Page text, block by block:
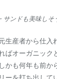
サンドも美味し
生産者から仕入
ばオーガニック
かも何年も前か